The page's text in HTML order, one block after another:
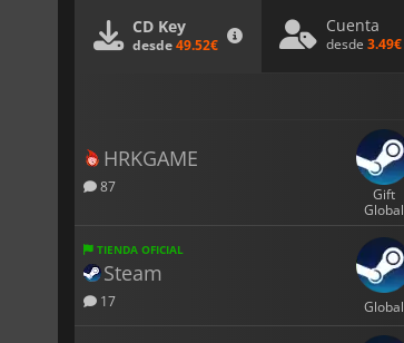
CD Key
desde49.52€
Cuenta
desde 3.49€
HRKGAME
87
Gift
Global
TIENDA OFICIAL
Steam
17 Global